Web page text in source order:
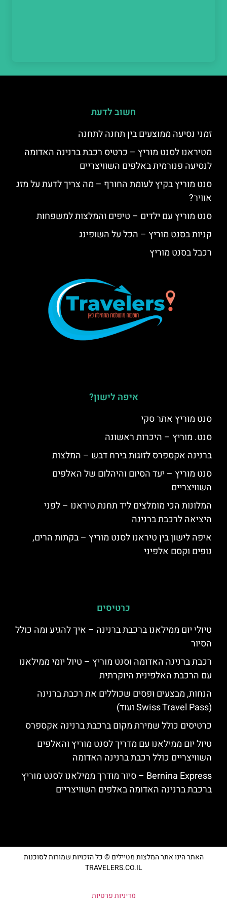
חשוב לדעת
זמני נסיעה ממוצעים בין תחנה לתחנה
מטיראנו לסנט מוריץ – כרטיס רכבת ברנינה האדומה
לנסיעה פנורמית באלפים השוויצריים
סנט מוריץ בקיץ לעומת החורף – מה צריך לדעת על מזג
אוויר?
סנט מוריץ עם ילדים – טיפים והמלצות למשפחות
קניות בסנט מוריץ – הכל על השופינג
רכבל בסנט מוריץ
איפה לישון?
סנט מוריץ אתר סקי
סנט. מוריץ – היכרות ראשונה
ברנינה אקספרס לזוגות בירח דבש – המלצות
סנט מוריץ – יעד הסיום והיהלום של האלפים
השוויצריים
המלונות הכי מומלצים ליד תחנת טיראנו – לפני
היציאה לרכבת ברנינה
איפה לישון בין טיראנו לסנט מוריץ – בקתות הרים,
נופים וקסם אלפיני
כרטיסים
טיולי יום ממילאנו ברכבת ברנינה – איך להגיע ומה כולל
הסיור
רכבת ברנינה האדומה וסנט מוריץ – טיול יומי ממילאנו
עם הרכבת האלפינית היוקרתית
הנחות, מבצעים ופסים שכוללים את רכבת ברנינה
(Swiss Travel Pass ועוד)
כרטיסים כולל שמירת מקום ברכבת ברנינה אקספרס
טיול יום ממילאנו עם מדריך לסנט מוריץ והאלפים
השוויצריים כולל רכבת ברנינה האדומה
Bernina Express – סיור מודרך ממילאנו לסנט מוריץ
ברכבת ברנינה האדומה באלפים השוויצריים
האתר הינו אתר המלצות מטיילים © כל הזכויות שמורות לסוכנות
TRAVELERS.CO.IL
מדיניות פרטיות